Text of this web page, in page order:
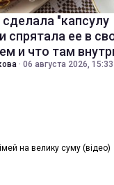
"капсулу
спрятала ее в
и что там
· 06 августа 2026, 15:33
на велику суму (відео)